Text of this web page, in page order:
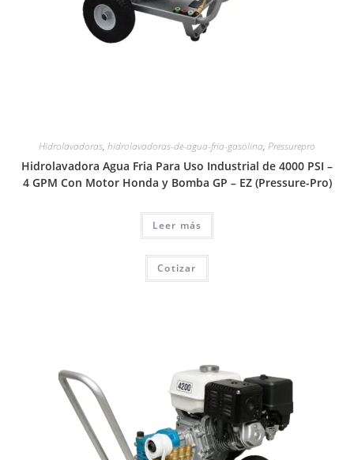
Hidrolavadoras, hidrolavadoras-de-agua-fria-gasolina, Pressurepro
Hidrolavadora Agua Fria Para Uso Industrial de 4000 PSI –
4 GPM Con Motor Honda y Bomba GP – EΖ (Pressure-Pro)
Leer más
Cotizar